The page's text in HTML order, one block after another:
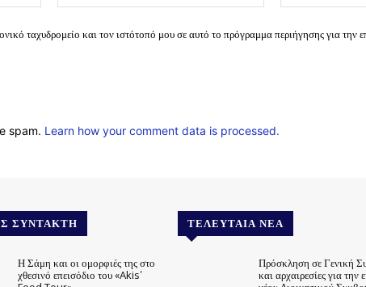
ταχυδρομείο και τον ιστότοπό μου σε αυτό το πρόγραμμα περιήγησης για την
spam. Learn how your comment data is processed.
ΣΥΝΤΆΚΤΗ
Η Σάμη και οι ομορφιές της στο
χθεσινό επεισόδιο του «Akis’
ΤΕΛΕΥΤΑΊΑ ΝΈΑ
Πρόσκληση σε Γενική
και αρχαιρεσίες για την